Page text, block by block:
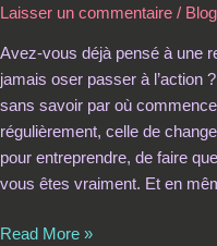
Laisser un commentaire / Blog
Avez-vous déjà pensé à une
jamais oser passer à l’action
sans savoir par où
régulièrement, celle de
pour entreprendre, de faire
vous êtes vraiment. Et en
Read More »